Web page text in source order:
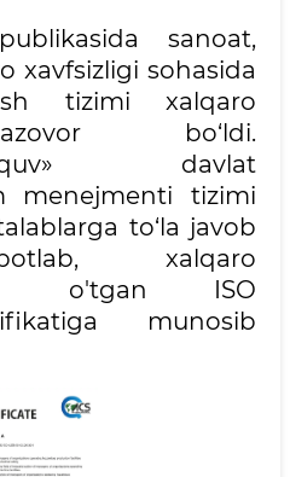
sanoat,
xavfsizligi sohasida
tizimi xalqaro
bo‘ldi.
davlat
menejmenti tizimi
to‘la javob
xalqaro
o'tgan ISO
munosib